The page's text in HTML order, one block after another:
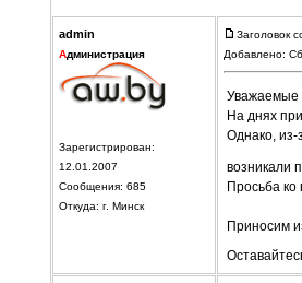
admin
Администрация
Зарегистрирован:
12.01.2007
Сообщения: 685
Откуда: г. Минск
Заголовок
Добавлено:
Уважаемые
На днях
Однако, из-
возникали
Просьба ко
Приносим